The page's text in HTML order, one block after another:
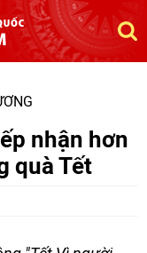
nhận hơn
quà Tết